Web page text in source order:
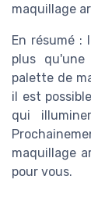
maquillage
En résumé :
plus qu'une
palette de
il est
qui
maquillage
pour vous.